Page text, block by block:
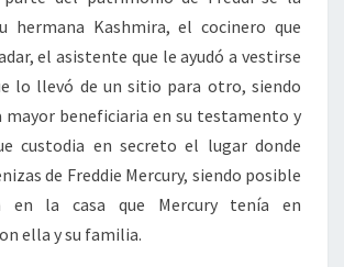
hermana Kashmira, el cocinero que
el asistente que le ayudó a vestirse
lo llevó de un sitio para otro, siendo
mayor beneficiaria en su testamento y
custodia en secreto el lugar donde
de Freddie Mercury, siendo posible
en la casa que Mercury tenía en
ella y su familia.